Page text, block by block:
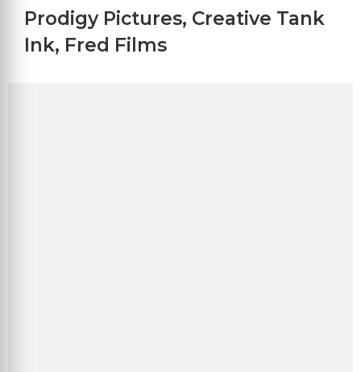
Prodigy Pictures, Creative Tank
Ink, Fred Films